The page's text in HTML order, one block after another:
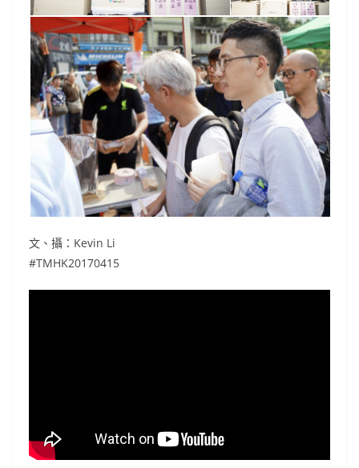
文、攝：Kevin Li
#TMHK20170415